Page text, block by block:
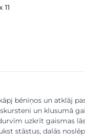
11
bēniņos un atklāj
un klusumā
uzkrīt gaismas
stāstus, dalās